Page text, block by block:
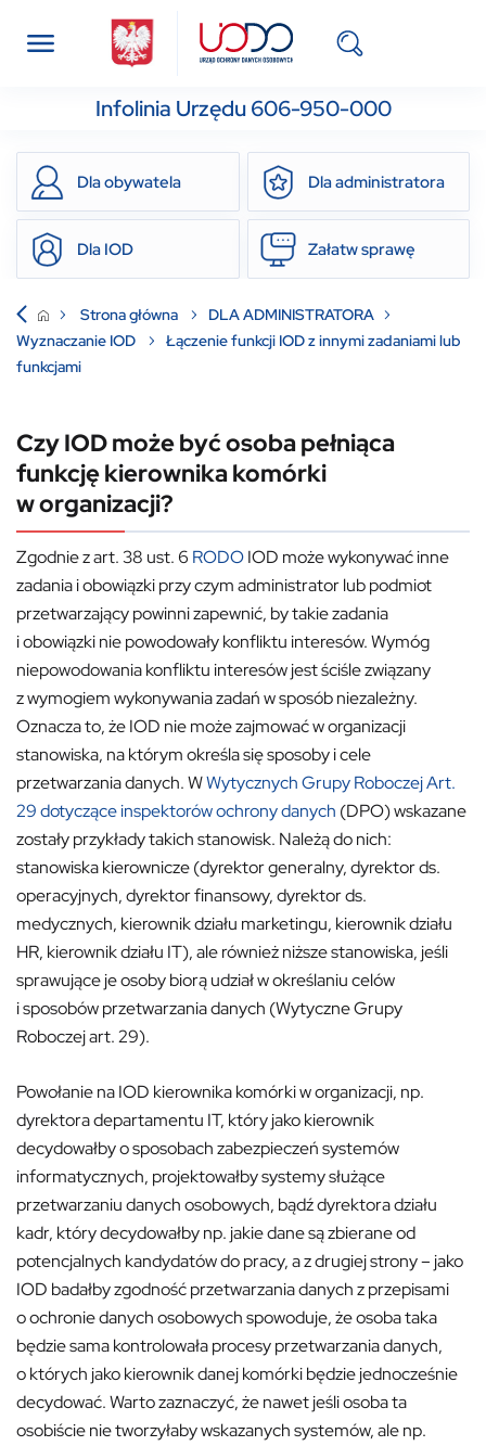
Infolinia Urzędu 606-950-000
Dla obywatela Dla administratora
Dla IOD Załatw sprawę
Strona główna
DLA ADMINISTRATORA
Wyznaczanie IOD
Łączenie funkcji IOD z innymi zadaniami lub
funkcjami
Czy IOD może być osoba pełniąca
funkcję kierownika komórki
w organizacji?
Zgodnie z art. 38 ust. 6 RODOIOD może wykonywać inne
zadania i obowiązki przy czym administrator lub podmiot
przetwarzający powinni zapewnić, by takie zadania
i obowiązki nie powodowały konfliktu interesów. Wymóg
niepowodowania konfliktu interesów jest ściśle związany
z wymogiem wykonywania zadań w sposób niezależny.
Oznacza to, że IOD nie może zajmować w organizacji
stanowiska, na którym określa się sposoby i cele
przetwarzania danych. WWytycznych Grupy Roboczej Art.
29 dotyczące inspektorów ochrony danych (DPO) wskazane
zostały przykłady takich stanowisk. Należą do nich:
stanowiska kierownicze (dyrektor generalny, dyrektor ds.
operacyjnych, dyrektor finansowy, dyrektor ds.
medycznych, kierownik działu marketingu, kierownik działu
HR, kierownik działu IT), ale również niższe stanowiska, jeśli
sprawujące je osoby biorą udział w określaniu celów
i sposobów przetwarzania danych (Wytyczne Grupy
Roboczej art. 29).
Powołanie na IOD kierownika komórki w organizacji, np.
dyrektora departamentu IT, który jako kierownik
decydowałby o sposobach zabezpieczeń systemów
informatycznych, projektowałby systemy służące
przetwarzaniu danych osobowych, bądź dyrektora działu
kadr, który decydowałby np. jakie dane są zbierane od
potencjalnych kandydatów do pracy, a z drugiej strony – jako
IOD badałby zgodność przetwarzania danych z przepisami
o ochronie danych osobowych spowoduje, że osoba taka
będzie sama kontrolowała procesy przetwarzania danych,
o których jako kierownik danej komórki będzie jednocześnie
decydować. Warto zaznaczyć, że nawet jeśli osoba ta
osobiście nie tworzyłaby wskazanych systemów, ale np.